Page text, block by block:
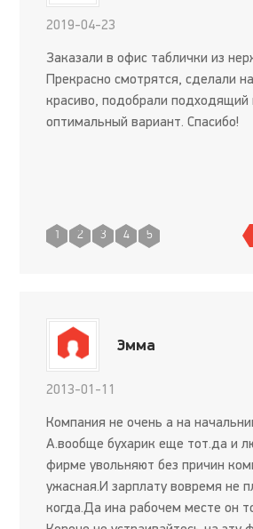
2019-04-23
Заказали в офис таблички из
Прекрасно смотрятся, сделали
красиво, подобрали
оптимальный вариант. Спасибо!
1 2 3 4 5
Эмма
2013-01-11
Компания не очень а на
А.вообще бухарик еще тот.да и
фирме увольняют без причин
ужасная.И зарплату вовремя не
когда.Да ина рабочем месте он